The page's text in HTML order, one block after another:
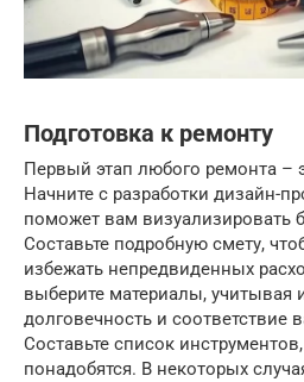
Подготовка к ремонту
Первый этап любого ремонта –
Начните с разработки дизайн-
поможет вам визуализировать
Составьте подробную смету,
избежать непредвиденных
выберите материалы, учитывая
долговечность и соответствие
Составьте список
понадобятся. В некоторых